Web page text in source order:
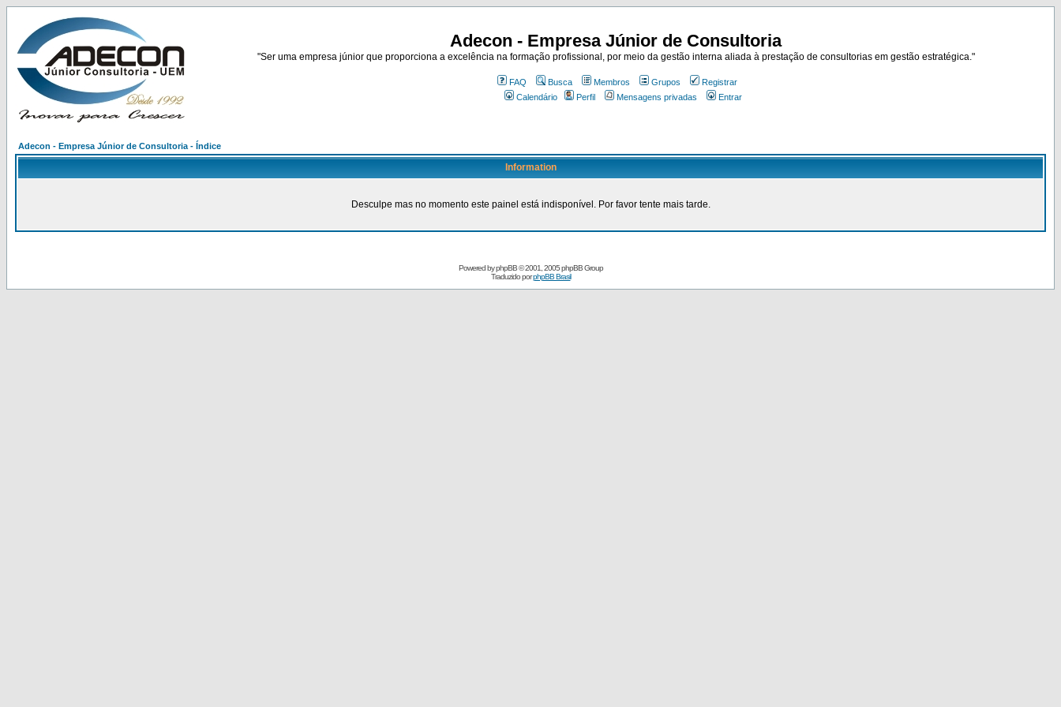
Adecon - Empresa Júnior de Consultoria
"Ser uma empresa júnior que proporciona a excelência na formação profissional, por meio da gestão interna aliada à prestação de consultorias em gestão estratégica."
FAQ Busca Membros Grupos
Registrar
Calendário
Perfil Mensagens privadas Entrar
Adecon - Empresa Júnior de Consultoria - Índice
Information
Desculpe mas no momento este painel está indisponível. Por favor tente mais tarde.
Powered byphpBB© 2001, 2005 phpBB Group
Traduzido porphpBB Brasil